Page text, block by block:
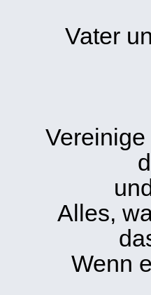
Vater
Alles,
Wenn